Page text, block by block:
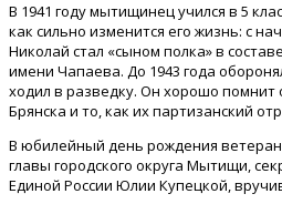
В 1941 году мытищинец учился в 5
как сильно изменится его жизнь: с
Николай стал «сыном полка» в
имени Чапаева. До 1943 года
ходил в разведку. Он хорошо помнит
Брянска и то, как их партизанский
В юбилейный день рождения
главы городского округа Мытищи,
Единой России Юлии Купецкой,